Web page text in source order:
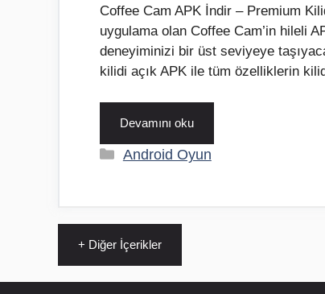
Coffee Cam APK İndir – Premium
uygulama olan Coffee Cam’in hileli
deneyiminizi bir üst seviyeye
kilidi açık APK ile tüm özelliklerin
Devamını oku
Kategoriler
Android Oyun
+ Diğer İçerikler